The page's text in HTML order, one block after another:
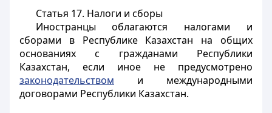
Статья 17. Налоги и сборы
Иностранцыоблагаются налогами и
сборами в Республике Казахстан на общих
основаниях с гражданами Республики
Казахстан, если иное не предусмотрено
законодательством и международными
договорами Республики Казахстан.